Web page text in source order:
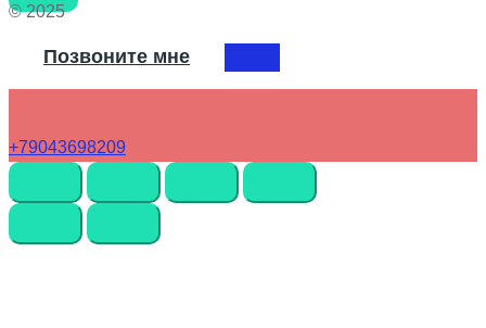
© 2025
Позвоните мне
+79043698209